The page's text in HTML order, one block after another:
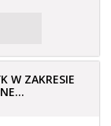
W ZAKRESIE